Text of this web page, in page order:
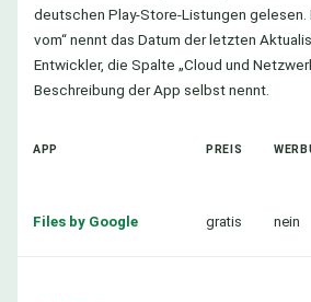
deutschen Play-Store-Listungen gelesen.
vom“ nennt das Datum der letzten
Entwickler, die Spalte „Cloud und
Beschreibung der App selbst nennt.
APP PREIS
Files by Google gratis nein